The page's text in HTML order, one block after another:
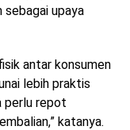
sebagai upaya
antar konsumen
lebih praktis
perlu repot
katanya.